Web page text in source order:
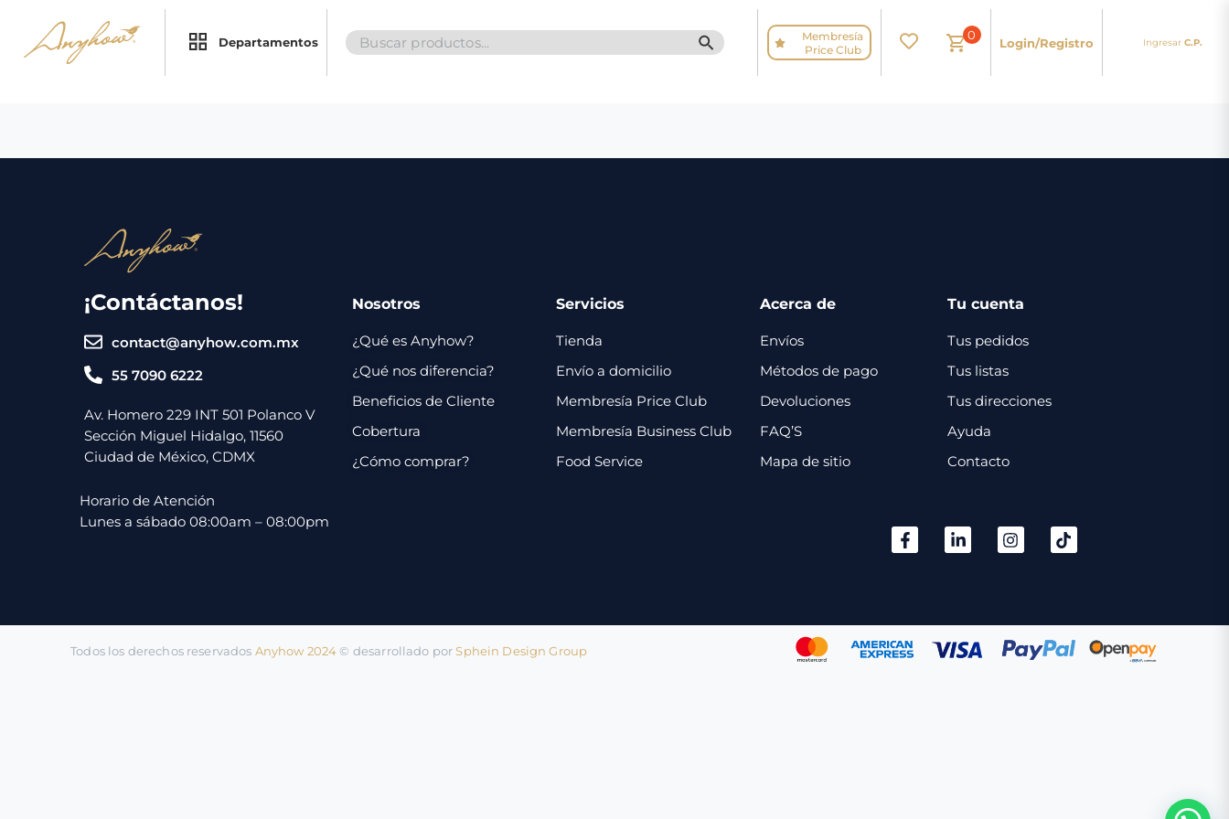
Departamentos
Search
for:
SEARCH BUTTON
Membresía
Price Club
0
Login/Registro Ingresar C.P.
¡Contáctanos!
contact@anyhow.com.mx
55 7090 6222
Av. Homero 229 INT 501 Polanco V
Sección Miguel Hidalgo, 11560
Ciudad de México, CDMX
Nosotros
¿Qué es Anyhow?
¿Qué nos diferencia?
Beneficios de Cliente
Cobertura
¿Cómo comprar?
Servicios
Tienda
Envío a domicilio
Membresía Price Club
Membresía Business Club
Food Service
Acerca de
Envíos
Métodos de pago
Devoluciones
FAQ’S
Mapa de sitio
Tu cuenta
Tus pedidos
Tus listas
Tus direcciones
Ayuda
Contacto
Horario de Atención
Lunes a sábado 08:00am – 08:00pm
Todos los derechos reservados Anyhow 2024©️ desarrollado porSphein Design Group
Promociones
Servicios
Envíos
Métodos
Contacto
Inicio
Regalos
Contacto